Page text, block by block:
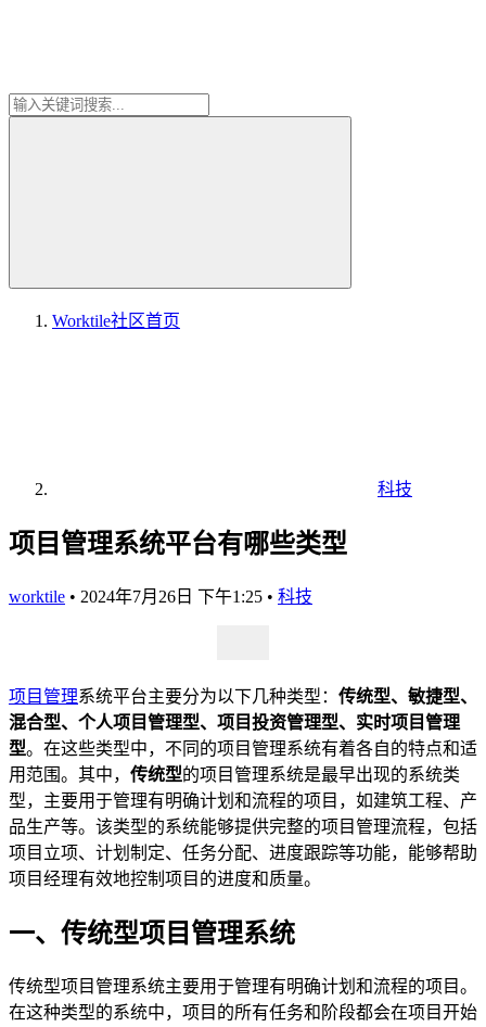
Worktile社区首页
科技
项目管理系统平台有哪些类型
worktile • 2024年7月26日 下午1:25 • 科技
项目管理系统平台主要分为以下几种类型： 传统型、敏捷型、
混合型、个人项目管理型、项目投资管理型、实时项目管理
型。在这些类型中，不同的项目管理系统有着各自的特点和适
用范围。其中， 传统型的项目管理系统是最早出现的系统类
型，主要用于管理有明确计划和流程的项目，如建筑工程、产
品生产等。该类型的系统能够提供完整的项目管理流程，包括
项目立项、计划制定、任务分配、进度跟踪等功能，能够帮助
项目经理有效地控制项目的进度和质量。
一、传统型项目管理系统
传统型项目管理系统主要用于管理有明确计划和流程的项目。
在这种类型的系统中，项目的所有任务和阶段都会在项目开始